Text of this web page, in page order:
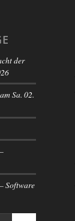
der
Sa. 02.
Software